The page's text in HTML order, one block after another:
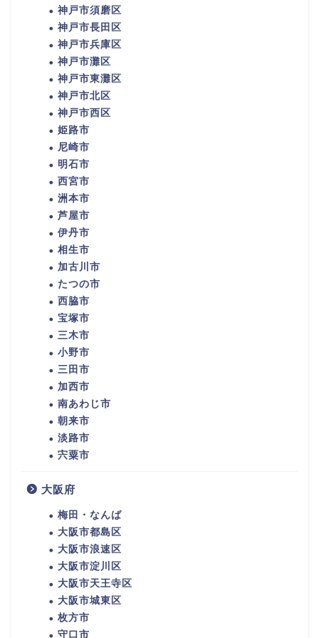
神戸市須磨区
神戸市長田区
神戸市兵庫区
神戸市灘区
神戸市東灘区
神戸市北区
神戸市西区
姫路市
尼崎市
明石市
西宮市
洲本市
芦屋市
伊丹市
相生市
加古川市
たつの市
西脇市
宝塚市
三木市
小野市
三田市
加西市
南あわじ市
朝来市
淡路市
宍粟市
大阪府
梅田・なんば
大阪市都島区
大阪市浪速区
大阪市淀川区
大阪市天王寺区
大阪市城東区
枚方市
守口市